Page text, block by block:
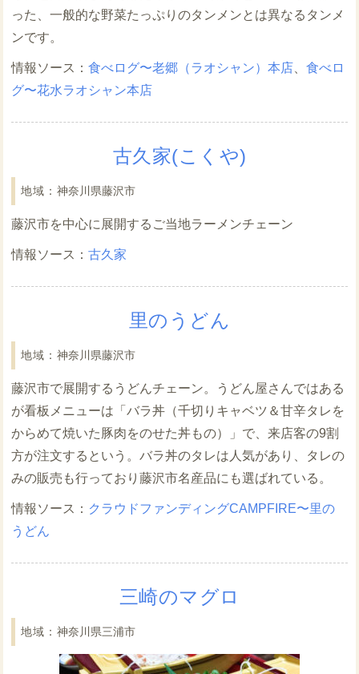
った、一般的な野菜たっぷりのタンメンとは異なるタンメ
ンです。
食べログ〜老郷（ラオシャン）本店 、食べロ
グ〜花水ラオシャン本店
古久家(こくや)
神奈川県藤沢市
藤沢市を中心に展開するご当地ラーメンチェーン
古久家
里のうどん
神奈川県藤沢市
藤沢市で展開するうどんチェーン。うどん屋さんではある
が看板メニューは「バラ丼（千切りキャベツ＆甘辛タレを
からめて焼いた豚肉をのせた丼もの）」で、来店客の9割
方が注文するという。バラ丼のタレは人気があり、タレの
みの販売も行っており藤沢市名産品にも選ばれている。
クラウドファンディングCAMPFIRE〜里の
うどん
三崎のマグロ
神奈川県三浦市